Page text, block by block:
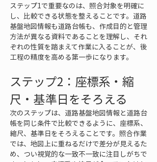
ステップ1で重要なのは、照合対象を明確に
し、比較できる状態を整えることです。道路
基盤地図情報も道路台帳も、作成目的と管理
方法が異なる資料であることを理解し、それ
ぞれの性質を踏まえて作業に入ることが、後
工程の精度を高める第一歩になります。
ステップ2：座標系・縮
尺・基準日をそろえる
次のステップは、道路基盤地図情報と道路台
帳を同じ条件で比較できるように、座標系、
縮尺、基準日をそろえることです。照合作業
では、地図上に重ねるだけで差分が見えるた
め、つい視覚的な一致不一致に注目しがちで